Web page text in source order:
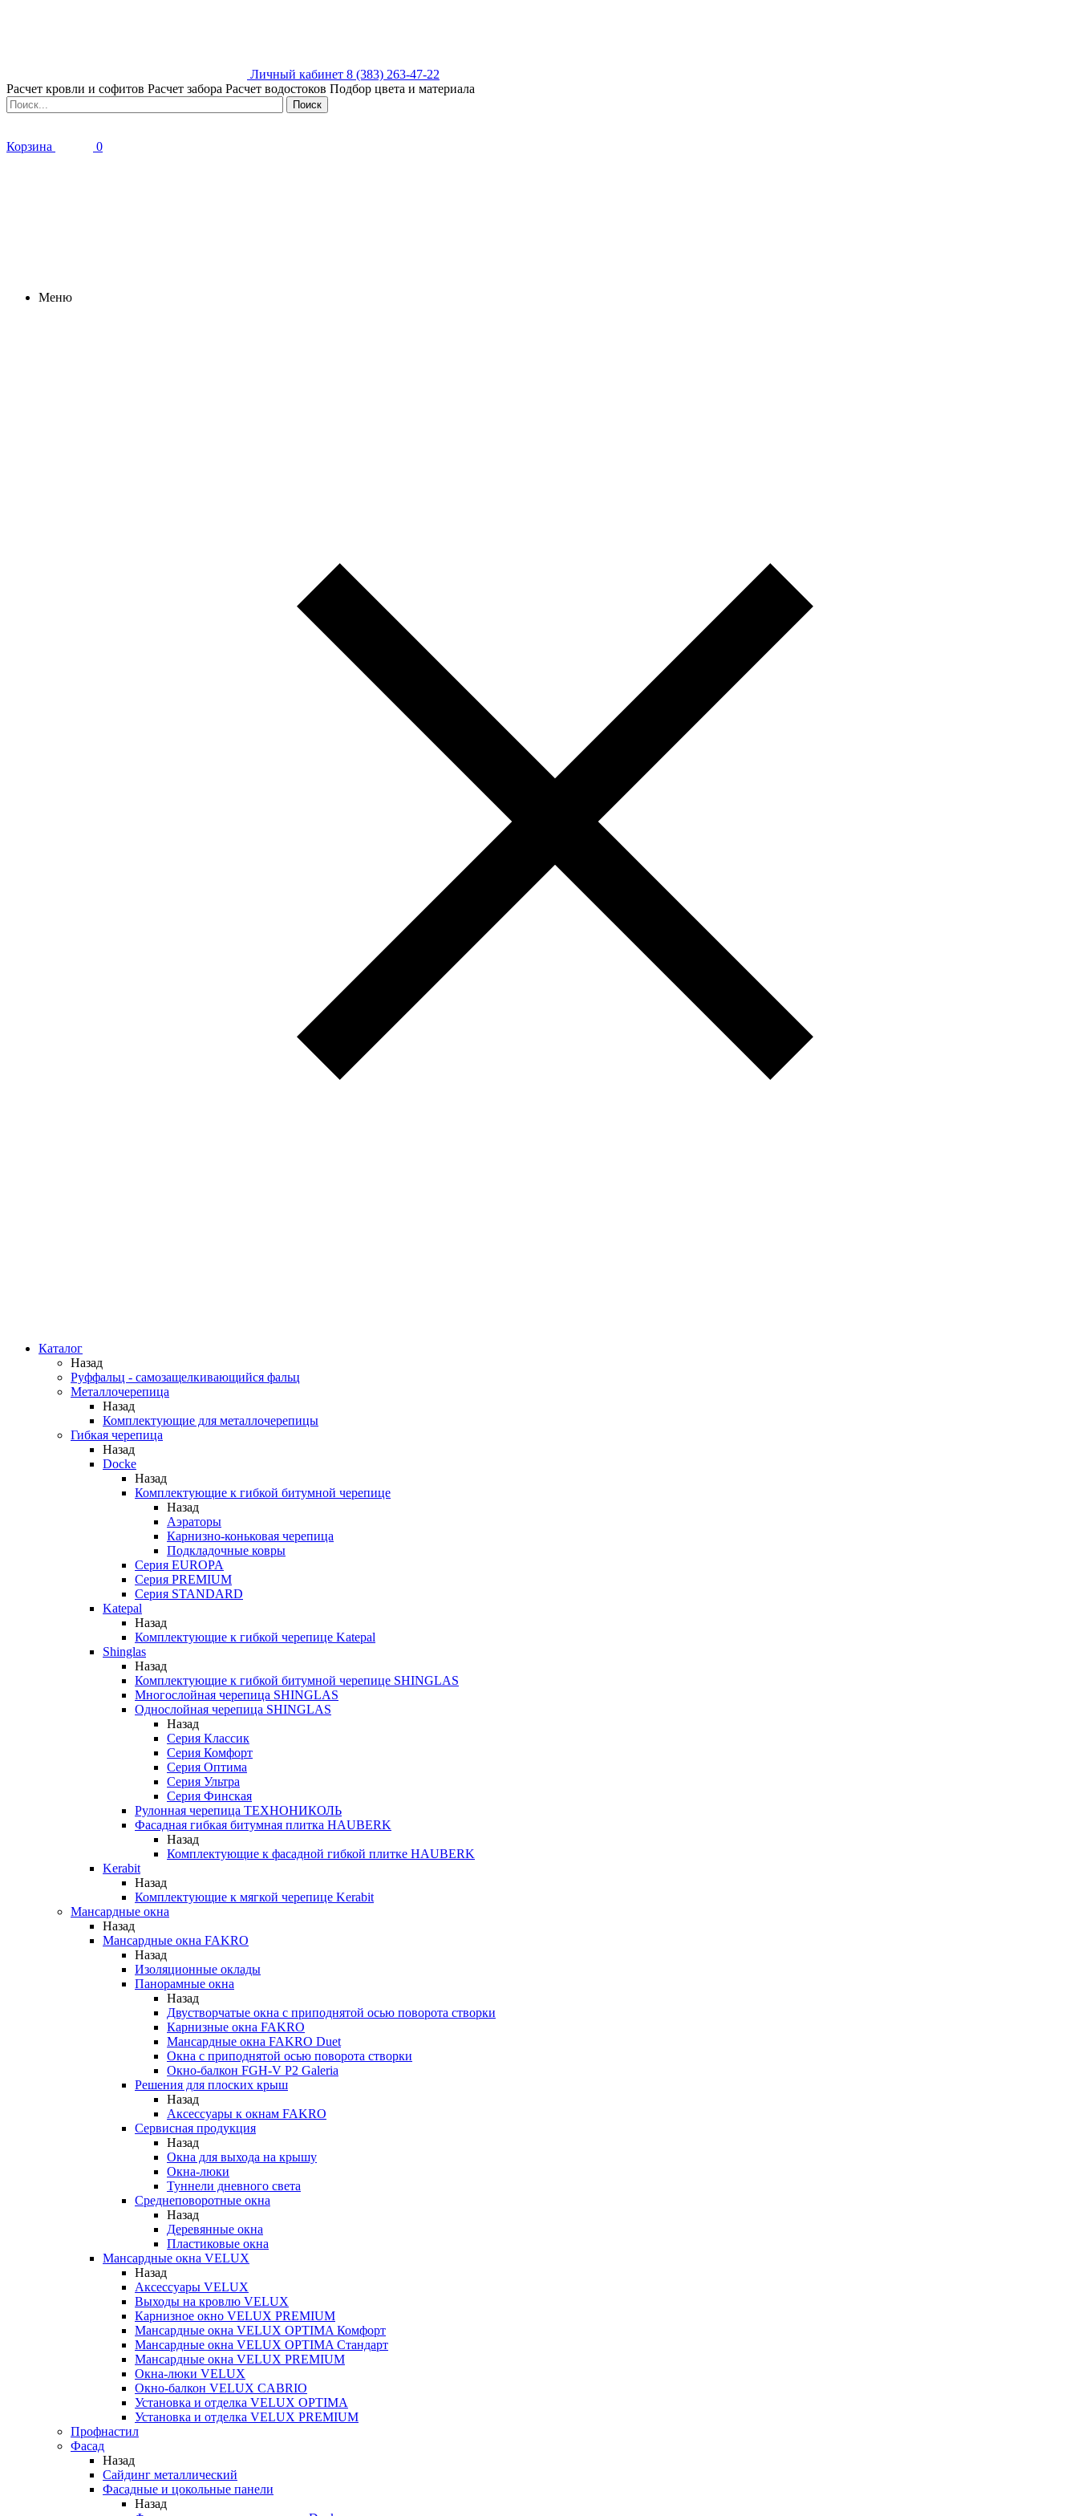
Личный кабинет 8 (383) 263-47-22
Расчет кровли и софитов Расчет забора Расчет водостоков Подбор цвета и материала
Корзина 0
Меню
Каталог
Назад
Руффальц - самозащелкивающийся фальц
Металлочерепица
Назад
Комплектующие для металлочерепицы
Гибкая черепица
Назад
Docke
Назад
Комплектующие к гибкой битумной черепице
Назад
Аэраторы
Карнизно-коньковая черепица
Подкладочные ковры
Серия EUROPA
Серия PREMIUM
Серия STANDARD
Katepal
Назад
Комплектующие к гибкой черепице Katepal
Shinglas
Назад
Комплектующие к гибкой битумной черепице SHINGLAS
Многослойная черепица SHINGLAS
Однослойная черепица SHINGLAS
Назад
Серия Классик
Серия Комфорт
Серия Оптима
Серия Ультра
Серия Финская
Рулонная черепица ТЕХНОНИКОЛЬ
Фасадная гибкая битумная плитка HAUBERK
Назад
Комплектующие к фасадной гибкой плитке HAUBERK
Kerabit
Назад
Комплектующие к мягкой черепице Kerabit
Мансардные окна
Назад
Мансардные окна FAKRO
Назад
Изоляционные оклады
Панорамные окна
Назад
Двустворчатые окна с приподнятой осью поворота створки
Карнизные окна FAKRO
Мансардные окна FAKRO Duet
Окна с приподнятой осью поворота створки
Окно-балкон FGH-V P2 Galeria
Решения для плоских крыш
Назад
Аксессуары к окнам FAKRO
Сервисная продукция
Назад
Окна для выхода на крышу
Окна-люки
Туннели дневного света
Среднеповоротные окна
Назад
Деревянные окна
Пластиковые окна
Мансардные окна VELUX
Назад
Аксессуары VELUX
Выходы на кровлю VELUX
Карнизное окно VELUX PREMIUM
Мансардные окна VELUX OPTIMA Комфорт
Мансардные окна VELUX OPTIMA Стандарт
Мансардные окна VELUX PREMIUM
Окна-люки VELUX
Окно-балкон VELUX CABRIO
Установка и отделка VELUX OPTIMA
Установка и отделка VELUX PREMIUM
Профнастил
Фасад
Назад
Сайдинг металлический
Фасадные и цокольные панели
Назад